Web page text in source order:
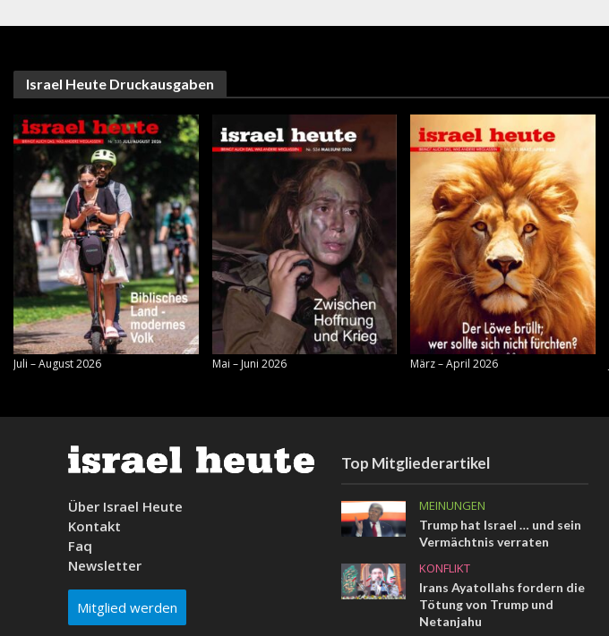
Israel Heute Druckausgaben
Juli – August 2026 Mai – Juni 2026 März – April 2026
Über Israel Heute
Kontakt
Faq
Newsletter
Mitglied werden
Top Mitgliederartikel
MEINUNGEN
Trump hat Israel … und sein
Vermächtnis verraten
KONFLIKT
Irans Ayatollahs fordern die
Tötung von Trump und
Netanjahu